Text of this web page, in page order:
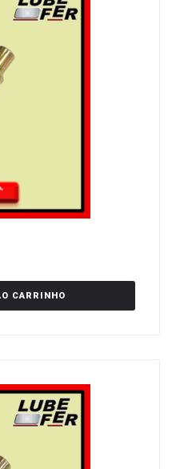
CARRINHO